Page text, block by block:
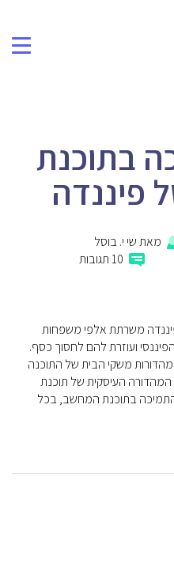
פרטיות ואבטחה
אודות
בתוכנת
פיננדה
מאתשי י. בוסל
10 תגובות
משרתת אלפי משפחות
ועוזרת להם לחסוך כסף.
את הפצת מהדורות משקי הבית של התוכנה
את הפצת המהדורה העיסקית של תוכנת
התמיכה בתוכנת המחשב, בכל